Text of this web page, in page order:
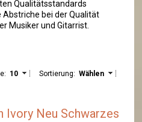
Qualitätsstandards
Abstriche bei der Qualität
Musiker und Gitarrist.
Sortierung: Wählen
10
Ivory Neu Schwarzes